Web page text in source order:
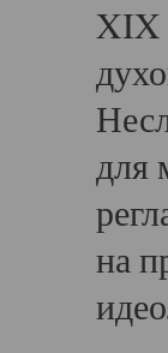
XIX
для
на